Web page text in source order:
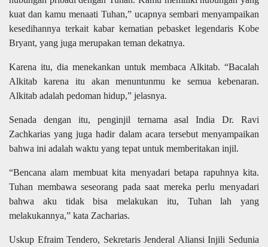
kuat dan kamu menaati Tuhan,” ucapnya sembari menyampaikan
kesedihannya terkait kabar kematian pebasket legendaris Kobe
Bryant, yang juga merupakan teman dekatnya.
Karena itu, dia menekankan untuk membaca Alkitab. “Bacalah
Alkitab karena itu akan menuntunmu ke semua kebenaran.
Alkitab adalah pedoman hidup,” jelasnya.
Senada dengan itu, penginjil ternama asal India Dr. Ravi
Zachkarias yang juga hadir dalam acara tersebut menyampaikan
bahwa ini adalah waktu yang tepat untuk memberitakan injil.
“Bencana alam membuat kita menyadari betapa rapuhnya kita.
Tuhan membawa seseorang pada saat mereka perlu menyadari
bahwa aku tidak bisa melakukan itu, Tuhan lah yang
melakukannya,” kata Zacharias.
Uskup Efraim Tendero, Sekretaris Jenderal Aliansi Injili Sedunia